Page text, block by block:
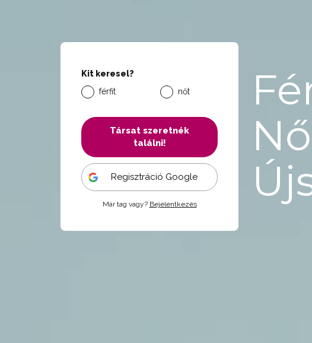
Kit keresel?
férfit
nőt
Társat szeretnék
találni!
Regisztráció Google
Már tag vagy? Bejelentkezés